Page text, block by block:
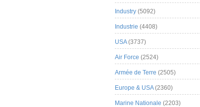
Industry (5092)
Industrie (4408)
USA(3737)
Air Force (2524)
Armée de Terre (2505)
Europe & USA(2360)
Marine Nationale (2203)